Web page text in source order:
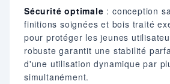
Sécurité optimale : conception
finitions soignées et bois traité
pour protéger les jeunes
robuste garantit une stabilité
d'une utilisation dynamique par
simultanément.